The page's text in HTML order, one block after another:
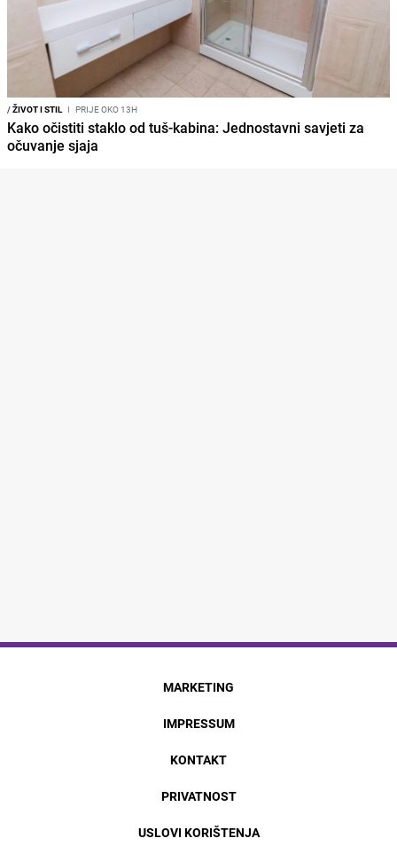
/ŽIVOT I STIL I PRIJE OKO 13H
Kako očistiti staklo od tuš-kabina: Jednostavni savjeti za
očuvanje sjaja
MARKETING
IMPRESSUM
KONTAKT
PRIVATNOST
USLOVI KORIŠTENJA